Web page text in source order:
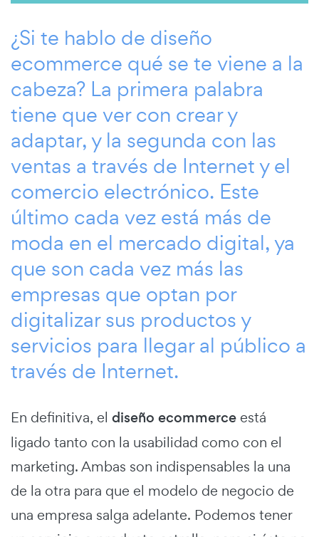
¿Si te hablo de diseño
ecommerce qué se te viene a la
cabeza? La primera palabra
tiene que ver con crear y
adaptar, y la segunda con las
ventas a través de Internet y el
comercio electrónico. Este
último cada vez está más de
moda en el mercado digital, ya
que son cada vez más las
empresas que optan por
digitalizar sus productos y
servicios para llegar al público a
través de Internet.
En definitiva, el diseño ecommerce está
ligado tanto con la usabilidad como con el
marketing. Ambas son indispensables la una
de la otra para que el modelo de negocio de
una empresa salga adelante. Podemos tener